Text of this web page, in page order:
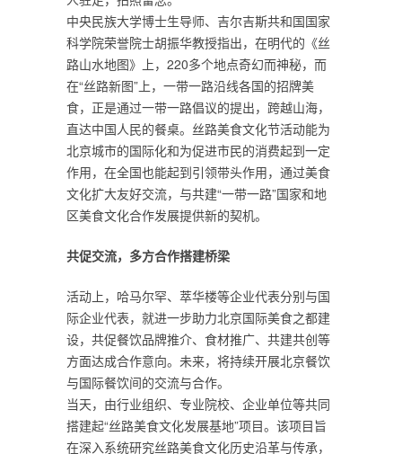
中央民族大学博士生导师、吉尔吉斯共和国国家
科学院荣誉院士胡振华教授指出，在明代的《丝
路山水地图》上，220多个地点奇幻而神秘，而
在“丝路新图”上，一带一路沿线各国的招牌美
食，正是通过一带一路倡议的提出，跨越山海，
直达中国人民的餐桌。丝路美食文化节活动能为
北京城市的国际化和为促进市民的消费起到一定
作用，在全国也能起到引领带头作用，通过美食
文化扩大友好交流，与共建“一带一路”国家和地
区美食文化合作发展提供新的契机。
共促交流，多方合作搭建桥梁
活动上，哈马尔罕、萃华楼等企业代表分别与国
际企业代表，就进一步助力北京国际美食之都建
设，共促餐饮品牌推介、食材推广、共建共创等
方面达成合作意向。未来，将持续开展北京餐饮
与国际餐饮间的交流与合作。
当天，由行业组织、专业院校、企业单位等共同
搭建起“丝路美食文化发展基地”项目。该项目旨
在深入系统研究丝路美食文化历史沿革与传承，